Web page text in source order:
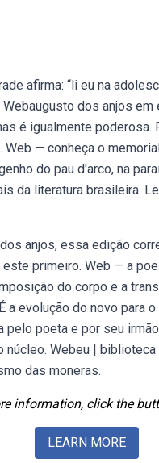
afirma: “li eu na
dos anjos
é igualmente poderosa.
— conheça o
do pau d'arco, na
da literatura brasileira.
anjos, essa edição
primeiro. Web — a
do corpo e a
a evolução do novo para
pelo poeta e por seu
Webeu |
das moneras.
information, click the
LEARN MORE